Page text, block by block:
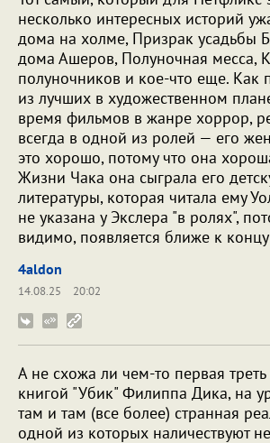
несколько интересных историй
дома на холме, Призрак усадьбы
дома Ашеров, Полуночная месса,
полуночников и кое-что еще. Как
из лучших в художественном
время фильмов в жанре хоррор,
всегда в одной из ролей — его
это хорошо, потому что она
Жизни Чака она сыграла его
литературы, которая читала ему
не указана у Экслера "в ролях",
видимо, появляется ближе к
4aldon
14.08.25
20:02
А не схожа ли чем-то первая
книгой "Убик" Филиппа Дика, на
там и там (все более) странная
одной из которых наличествуют